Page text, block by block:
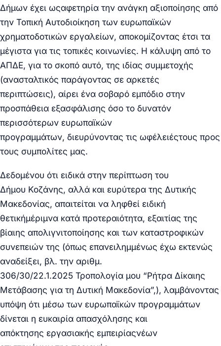
Δήμων έχει ωςαφετηρία την ανάγκη αξιοποίησης από
την Τοπική Αυτοδιοίκηση των ευρωπαϊκών
χρηματοδοτικών εργαλείων, αποκομίζοντας έτσι τα
μέγιστα για τις τοπικές κοινωνίες. Η κάλυψη από το
ΑΠΔΕ, για το σκοπό αυτό, της ιδίας συμμετοχής
(ανασταλτικός παράγοντας σε αρκετές
περιπτώσεις), αίρει ένα σοβαρό εμπόδιο στην
προσπάθεια εξασφάλισης όσο το δυνατόν
περισσότερων ευρωπαϊκών
προγραμμάτων, διευρύνοντας τις ωφέλειέςτους προς
τους συμπολίτες μας.
Δεδομένου ότι ειδικά στην περίπτωση του
Δήμου Κοζάνης, αλλά και ευρύτερα της Δυτικής
Μακεδονίας, απαιτείται να ληφθεί ειδική
θετικήμέριμνα κατά προτεραιότητα, εξαιτίας της
βίαιης απολιγνιτοποίησης και των καταστροφικών
συνεπειών της (όπως επανειλημμένως έχω εκτενώς
αναδείξει, βλ. την αριθμ.
306/30/22.1.2025 Τροπολογία μου “Ρήτρα Δίκαιης
Μετάβασης για τη Δυτική Μακεδονία”,), λαμβάνοντας
υπόψη ότι μέσω των ευρωπαϊκών προγραμμάτων
δίνεται η ευκαιρία απασχόλησης και
απόκτησης εργασιακής εμπειρίαςνέων